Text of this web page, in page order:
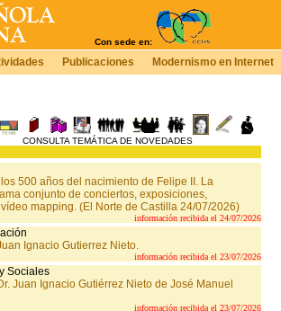
Con sede en:
Publicaciones
Modernismo en Internet
CONSULTA TEMÁTICA DE NOVEDADES
500 años del nacimiento de Felipe II. La
conjunto de conciertos, exposiciones,
mapping. (El Norte de Castilla 24/07/2026)
información recibida el 24/07/2026
Ignacio Gutierrez Nieto.
información recibida el 23/07/2026
Sociales
Juan Ignacio Gutiérrez Nieto de José Manuel
información recibida el 23/07/2026